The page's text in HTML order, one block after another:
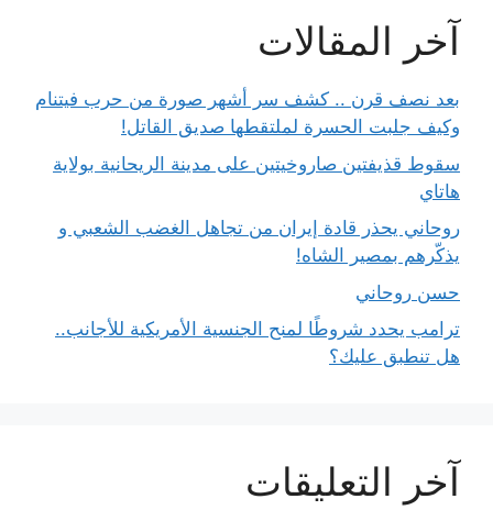
آخر المقالات
بعد نصف قرن .. كشف سر أشهر صورة من حرب فيتنام
وكيف جلبت الحسرة لملتقطها صديق القاتل!
سقوط قذيفتين صاروخيتين على مدينة الريحانية بولاية
هاتاي
روحاني يحذر قادة إيران من تجاهل الغضب الشعبي و
يذكّرهم بمصير الشاه!
حسن روحاني
ترامب يحدد شروطًا لمنح الجنسية الأمريكية للأجانب..
هل تنطبق عليك؟
آخر التعليقات